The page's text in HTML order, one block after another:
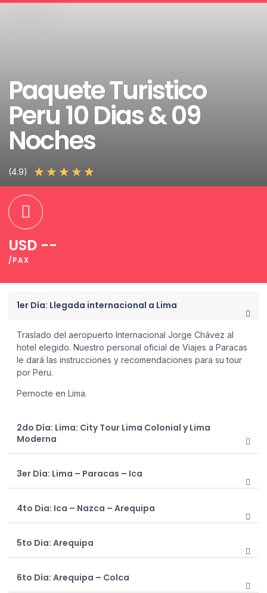
Paquete Turistico
Peru 10 Dias & 09
Noches
(4.9) ★ ★ ★ ★ ★
USD --
/PAX
1er Día: Llegada internacional a Lima
Traslado del aeropuerto Internacional Jorge Chávez al
hotel elegido. Nuestro personal oficial de Viajes a Paracas
le dará las instrucciones y recomendaciones para su tour
por Peru.
Pernocte en Lima.
2do Día: Lima: City Tour Lima Colonial y Lima
Moderna
3er Día: Lima – Paracas – Ica
4to Dia: Ica – Nazca – Arequipa
5to Dia: Arequipa
6to Día: Arequipa – Colca